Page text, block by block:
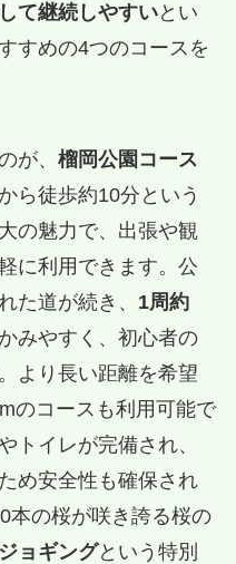
て継続しやすいとい
すめの4つのコースを
が、 榴岡公園コース
ら徒歩約10分という
の魅力で、出張や観
に利用できます。公
た道が続き、 1周約
みやすく、初心者の
より長い距離を希望
のコースも利用可能で
トイレが完備され、
め安全性も確保され
本の桜が咲き誇る桜の
ョギングという特別